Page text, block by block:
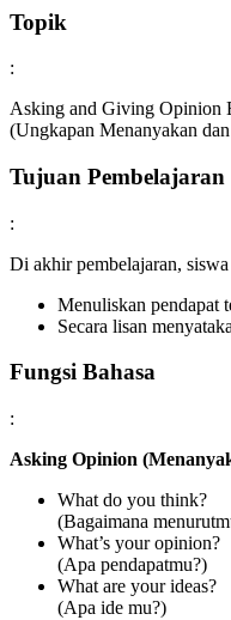
Topik
:
Asking and Giving Opinion
(Ungkapan Menanyakan
Tujuan Pembelajaran
:
Di akhir pembelajaran,
Menuliskan
Secara lisan
Fungsi Bahasa
:
Asking Opinion
What do you think?
(Bagaimana
What’s your opinion?
(Apa pendapatmu?)
What are your ideas?
(Apa ide mu?)